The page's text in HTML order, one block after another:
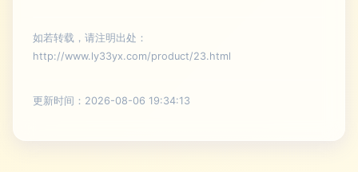
如若转载，请注明出处：
http://www.ly33yx.com/product/23.html
更新时间：2026-08-06 19:34:13